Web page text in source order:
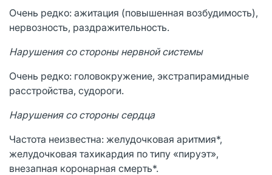
Очень редко: ажитация (повышенная возбудимость),
нервозность, раздражительность.
Нарушения со стороны нервной системы
Очень редко: головокружение, экстрапирамидные
расстройства, судороги.
Нарушения со стороны сердца
Частота неизвестна: желудочковая аритмия*,
желудочковая тахикардия по типу «пируэт»,
внезапная коронарная смерть*.